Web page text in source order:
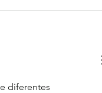
diferentes